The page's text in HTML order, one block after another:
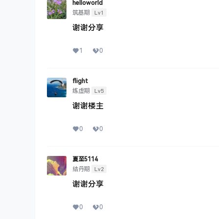
helloworld
筑基期
Lv1
谢谢分享
1 0
flight
练虚期
Lv5
谢谢楼主
0 0
夏至5114
结丹期
Lv2
谢谢分享
0 0